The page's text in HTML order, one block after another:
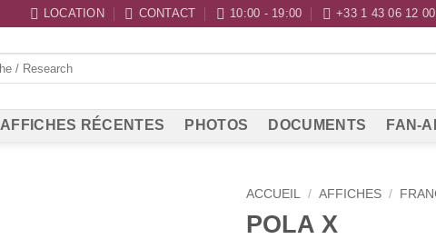
LOCATION CONTACT 10:00 - 19:00 +33 1 43 06 12 00
AFFICHES RÉCENTES PHOTOS DOCUMENTS FAN-
ACCUEIL / AFFICHES /
POLA X